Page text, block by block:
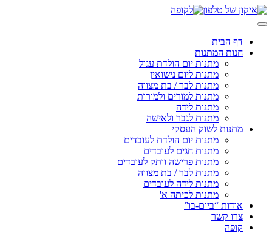
Skip
to
דף הבית
חנות המתנות
מתנות יום הולדת עגול
מתנות ליום נישואין
מתנות לבר / בת מצווה
מתנות למורים ולמורות
מתנות לידה
מתנות לגבר ולאישה
מתנות לשוק העסקי
מתנות יום הולדת לעובדים
מתנות חגים לעובדים
מתנות פרישה וותק לעובדים
מתנות לבר / בת מצווה
מתנות לידה לעובדים
מתנות לכיתה א'
אודות “ביום-בו”
צרו קשר
קופה